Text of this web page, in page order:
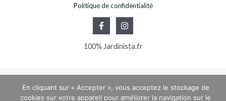
Politique de confidentialité
100% Jardinista.fr
En cliquant sur « Accepter », vous acceptez le stockage de
cookies sur votre appareil pour améliorer la navigation sur le